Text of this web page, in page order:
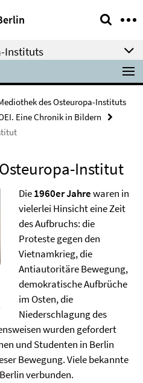
Instituts
des Osteuropa-Instituts
Eine Chronik in Bildern
Institut
Die1960er Jahrewaren in
vielerlei Hinsicht eine Zeit
des Aufbruchs: die
Proteste gegen den
Vietnamkrieg, die
Antiautoritäre Bewegung,
demokratische Aufbrüche
im Osten, die
Niederschlagung des
wurden gefordert
und Studenten in Berlin
Bewegung. Viele bekannte
verbunden.